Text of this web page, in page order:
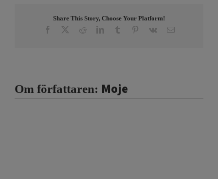
Share This Story, Choose Your Platform!
Facebook RedditLinkedInTumblr Pinterest
Vk E-
Om författaren: Moje